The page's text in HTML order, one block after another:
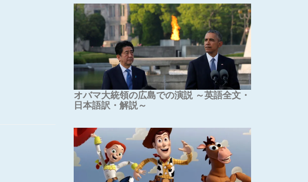
オバマ大統領の広島での演説 ～英語全文・
日本語訳・解説～